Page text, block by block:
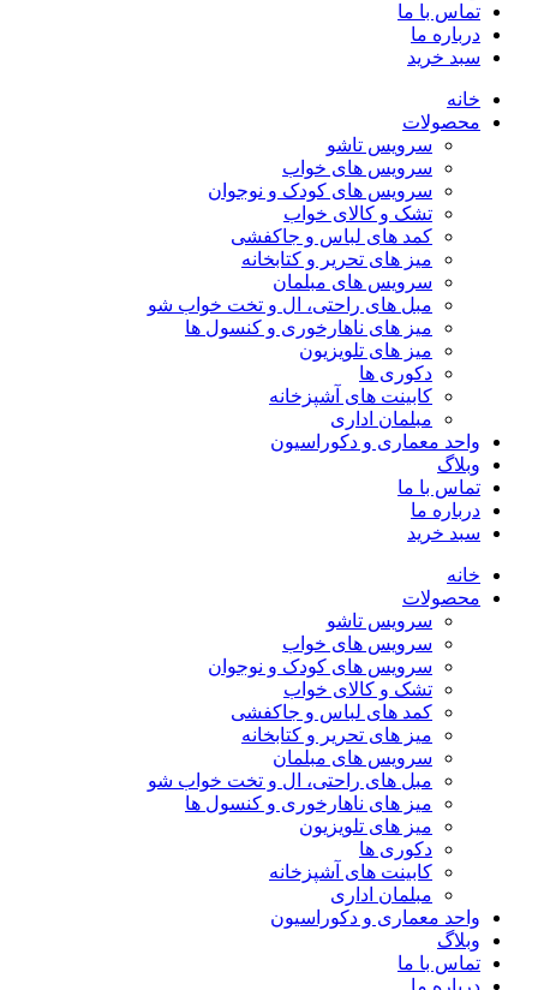
تماس با ما
درباره ما
سبد خرید
خانه
محصولات
سرویس تاشو
سرویس های خواب
سرویس های کودک و نوجوان
تشک و کالای خواب
کمد های لباس و جاکفشی
میز های تحریر و کتابخانه
سرویس های مبلمان
مبل های راحتی، ال و تخت خواب شو
میز های ناهارخوری و کنسول ها
میز های تلویزیون
دکوری ها
کابینت های آشپزخانه
مبلمان اداری
واحد معماری و دکوراسیون
وبلاگ
تماس با ما
درباره ما
سبد خرید
خانه
محصولات
سرویس تاشو
سرویس های خواب
سرویس های کودک و نوجوان
تشک و کالای خواب
کمد های لباس و جاکفشی
میز های تحریر و کتابخانه
سرویس های مبلمان
مبل های راحتی، ال و تخت خواب شو
میز های ناهارخوری و کنسول ها
میز های تلویزیون
دکوری ها
کابینت های آشپزخانه
مبلمان اداری
واحد معماری و دکوراسیون
وبلاگ
تماس با ما
درباره ما